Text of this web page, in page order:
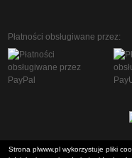
Płatności obsługiwane przez:
Strona plwww.pl wykorzystuje pliki